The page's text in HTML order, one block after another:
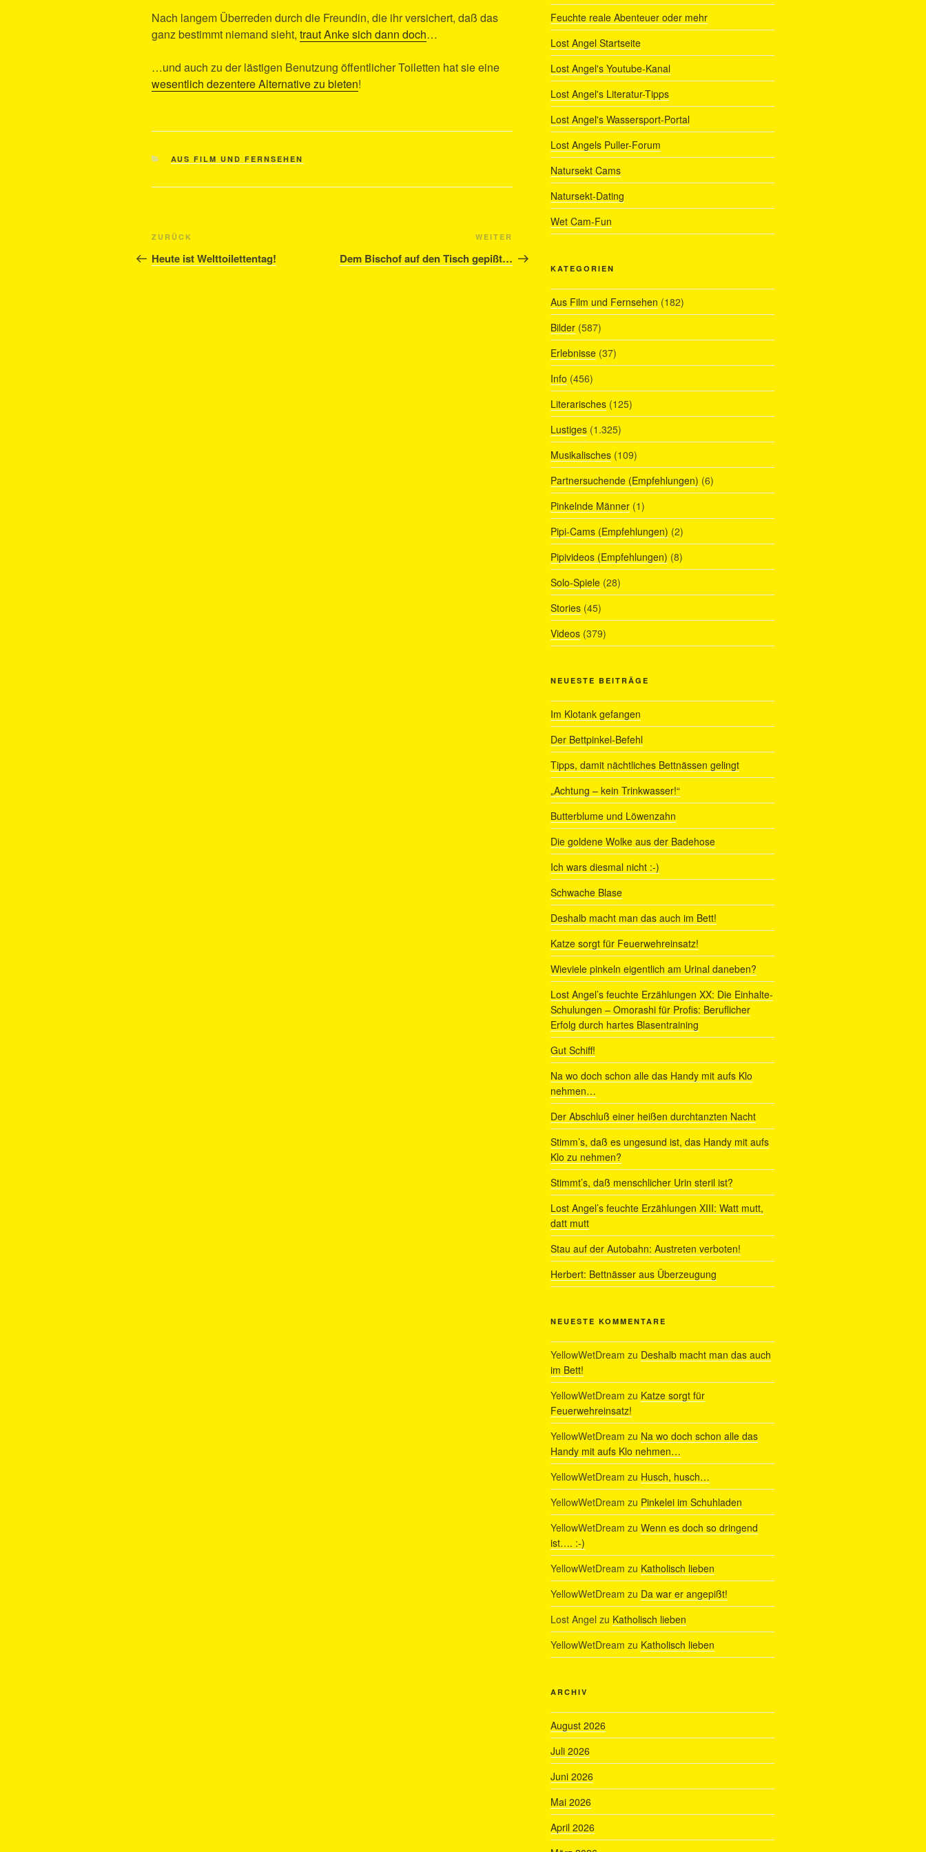
Nach langem Überreden durch die Freundin, die ihr versichert, daß das
ganz bestimmt niemand sieht, traut Anke sich dann doch…
…und auch zu der lästigen Benutzung öffentlicher Toiletten hat sie eine
wesentlich dezentere Alternative zu bieten!
KATEGORIEN
AUS FILM UND FERNSEHEN
Beitragsnavigation
Vorheriger
Beitrag
ZURÜCK
Heute ist Welttoilettentag!
Nächster
Beitrag
WEITER
Dem Bischof auf den Tisch gepißt…
Feuchte reale Abenteuer oder mehr
Lost Angel Startseite
Lost Angel's Youtube-Kanal
Lost Angel's Literatur-Tipps
Lost Angel's Wassersport-Portal
Lost Angels Puller-Forum
Natursekt Cams
Natursekt-Dating
Wet Cam-Fun
KATEGORIEN
Aus Film und Fernsehen (182)
Bilder(587)
Erlebnisse(37)
Info (456)
Literarisches(125)
Lustiges(1.325)
Musikalisches(109)
Partnersuchende (Empfehlungen) (6)
Pinkelnde Männer(1)
Pipi-Cams (Empfehlungen) (2)
Pipivideos (Empfehlungen) (8)
Solo-Spiele(28)
Stories(45)
Videos(379)
NEUESTE BEITRÄGE
Im Klotank gefangen
Der Bettpinkel-Befehl
Tipps, damit nächtliches Bettnässen gelingt
„Achtung – kein Trinkwasser!“
Butterblume und Löwenzahn
Die goldene Wolke aus der Badehose
Ich wars diesmal nicht :-)
Schwache Blase
Deshalb macht man das auch im Bett!
Katze sorgt für Feuerwehreinsatz!
Wieviele pinkeln eigentlich am Urinal daneben?
Lost Angel’s feuchte Erzählungen XX: Die Einhalte-
Schulungen – Omorashi für Profis: Beruflicher
Erfolg durch hartes Blasentraining
Gut Schiff!
Na wo doch schon alle das Handy mit aufs Klo
nehmen…
Der Abschluß einer heißen durchtanzten Nacht
Stimm’s, daß es ungesund ist, das Handy mit aufs
Klo zu nehmen?
Stimmt’s, daß menschlicher Urin steril ist?
Lost Angel’s feuchte Erzählungen XIII: Watt mutt,
datt mutt
Stau auf der Autobahn: Austreten verboten!
Herbert: Bettnässer aus Überzeugung
NEUESTE KOMMENTARE
YellowWetDream zu Deshalb macht man das auch
im Bett!
YellowWetDream zu Katze sorgt für
Feuerwehreinsatz!
YellowWetDream zu Na wo doch schon alle das
Handy mit aufs Klo nehmen…
YellowWetDream zu Husch, husch…
YellowWetDream zu Pinkelei im Schuhladen
YellowWetDream zu Wenn es doch so dringend
ist…. :-)
YellowWetDream zu Katholisch lieben
YellowWetDream zu Da war er angepißt!
Lost Angel zu Katholisch lieben
YellowWetDream zu Katholisch lieben
ARCHIV
August 2026
Juli 2026
Juni 2026
Mai 2026
April 2026